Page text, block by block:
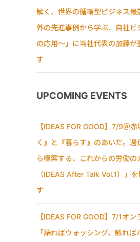
解く、世界の循環型ビジネス最
外の先進事例から学ぶ、自社ビ
の応用〜」に当社代表の加藤が
す
UPCOMING EVENTS
【IDEAS FOR GOOD】7/9＠
く』と『暮らす』のあいだ。
ら模索する、これからの労働の
（IDEAS After Talk Vol.1）」
す
【IDEAS FOR GOOD】7/1オン
「語ればウォッシング、黙れば